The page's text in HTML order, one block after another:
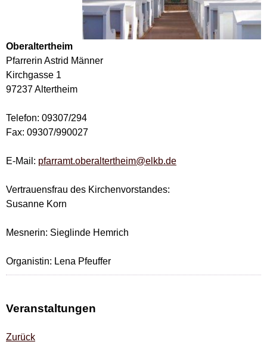
Oberaltertheim
Pfarrerin Astrid Männer
Kirchgasse 1
97237 Altertheim
Telefon: 09307/294
Fax: 09307/990027
E-Mail: pfarramt.oberaltertheim@elkb.de
Vertrauensfrau des Kirchenvorstandes:
Susanne Korn
Mesnerin: Sieglinde Hemrich
Organistin: Lena Pfeuffer
Veranstaltungen
Zurück